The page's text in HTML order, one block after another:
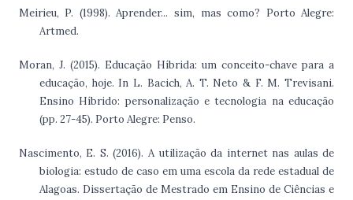
Meirieu, P. (1998). Aprender... sim, mas como? Porto Alegre:
Artmed.
Moran, J. (2015). Educação Híbrida: um conceito-chave para a
educação, hoje. In L. Bacich, A. T. Neto & F. M. Trevisani.
Ensino Híbrido: personalização e tecnologia na educação
(pp. 27-45). Porto Alegre: Penso.
Nascimento, E. S. (2016). A utilização da internet nas aulas de
biologia: estudo de caso em uma escola da rede estadual de
Alagoas. Dissertação de Mestrado em Ensino de Ciências e